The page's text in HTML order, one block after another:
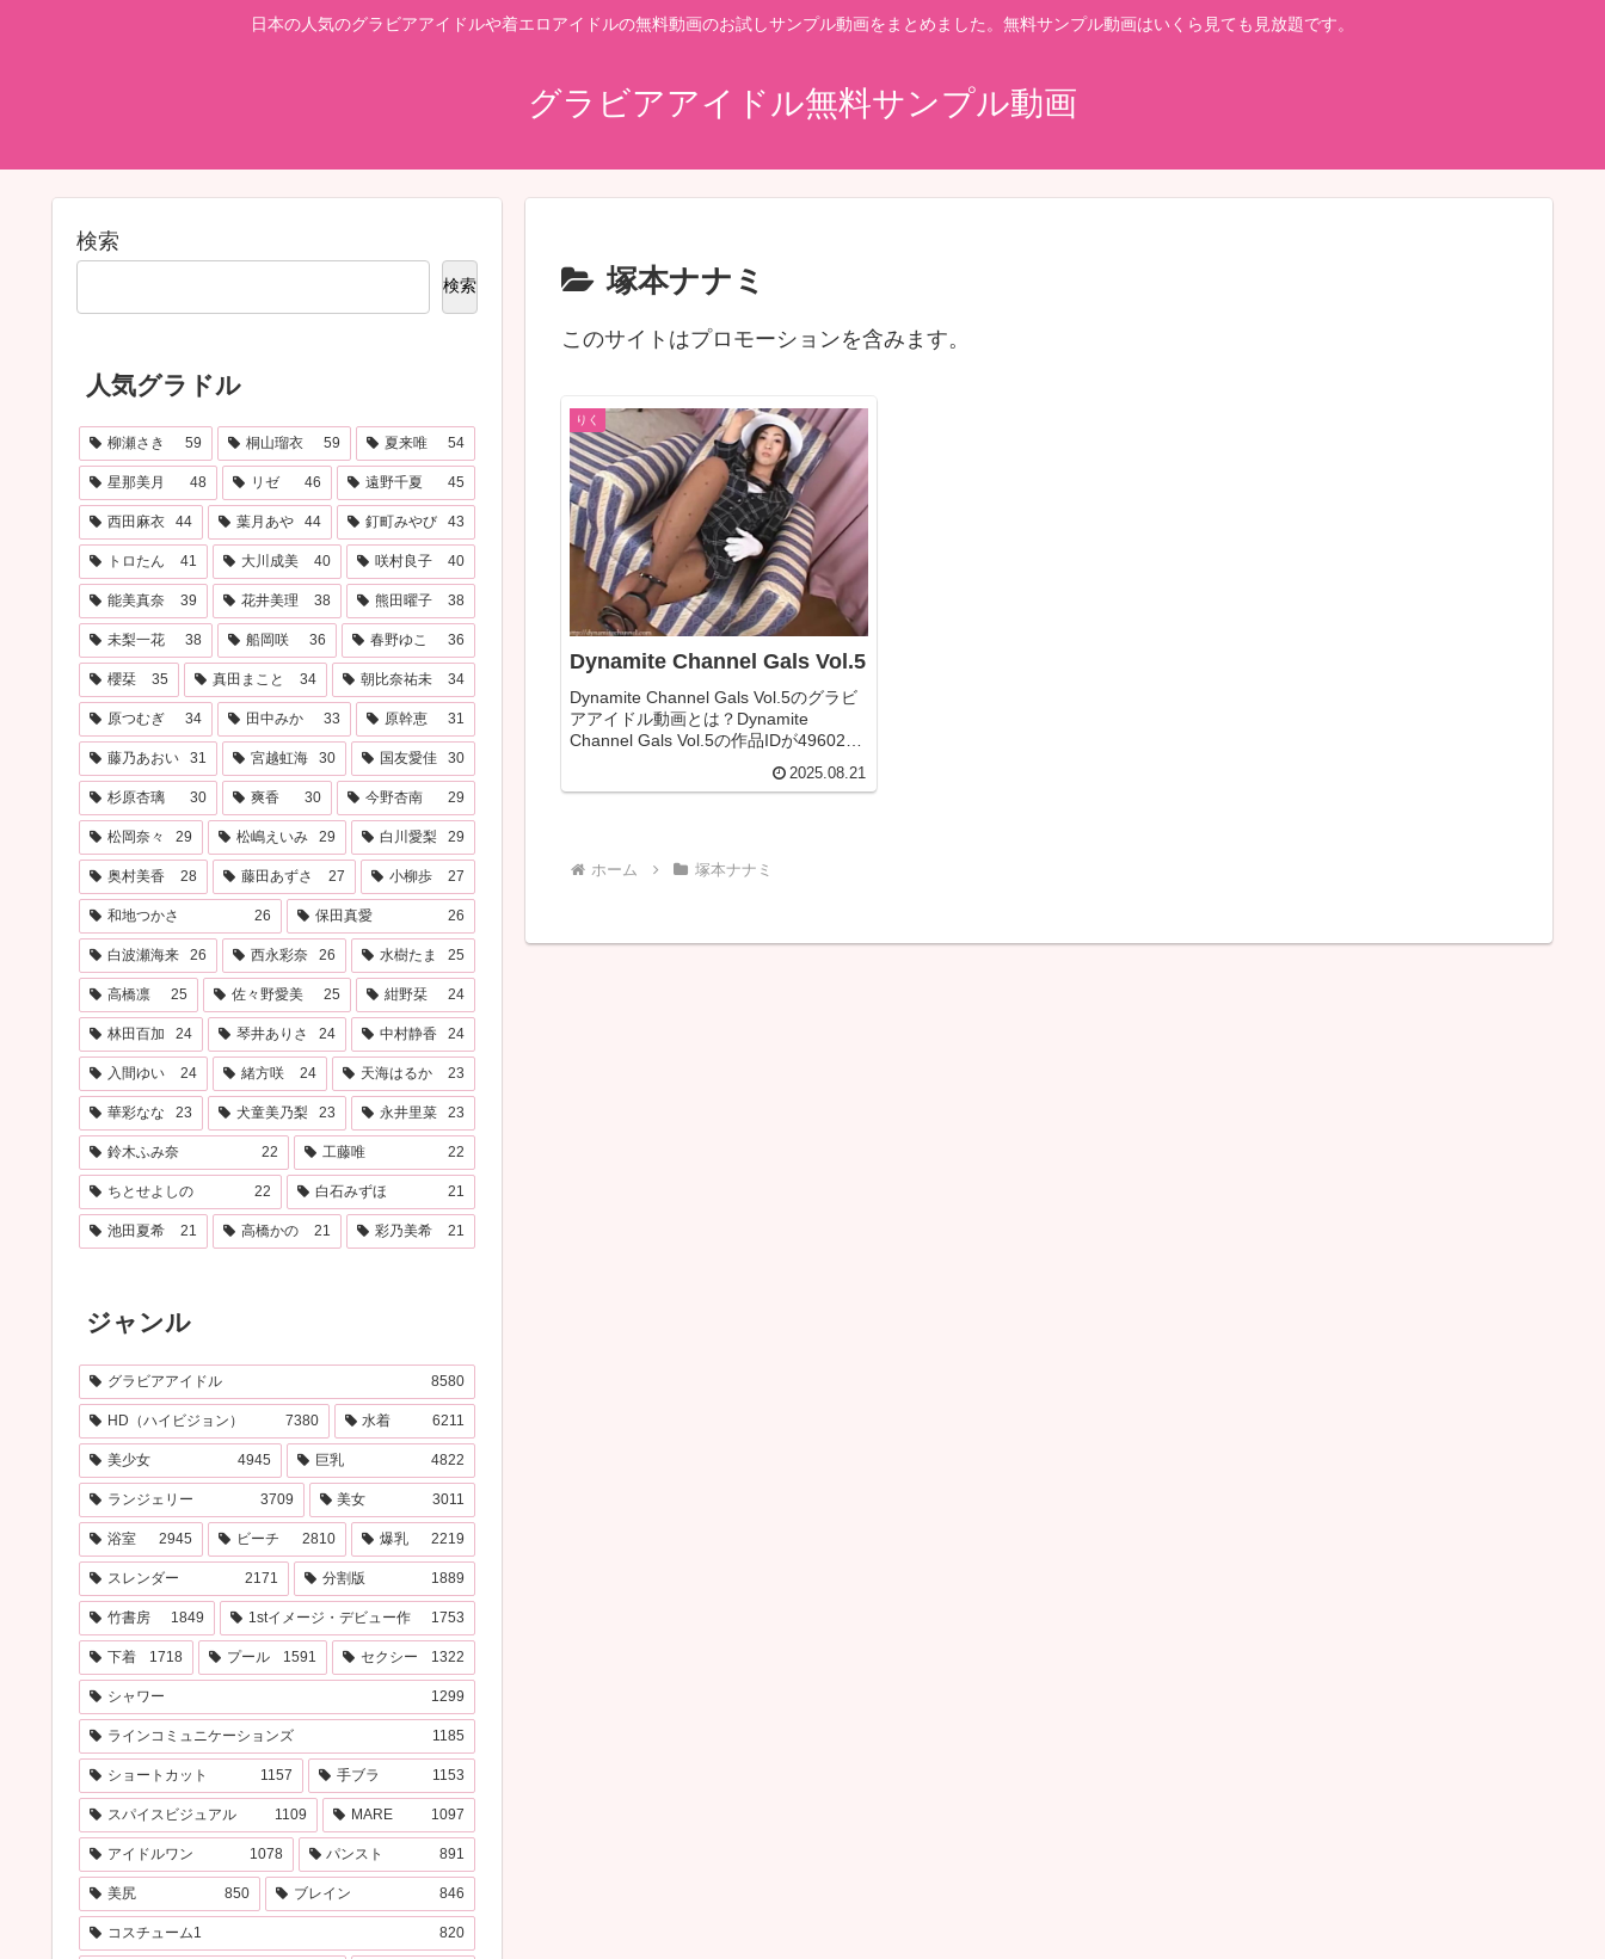
日本の人気のグラビアアイドルや着エロアイドルの無料動画のお試しサンプル動画をまとめました。無料サンプル動画はいくら見ても見放題です。
グラビアアイドル無料サンプル動画
塚本ナナミ
このサイトはプロモーションを含みます。
りく
Dynamite Channel Gals Vol.5
Dynamite Channel Gals Vol.5のグラビ
アアイドル動画とは？Dynamite
Channel Gals Vol.5の作品IDが496023
のグラビアアイドル動画について今回
は詳しく紐解いていきます！無料サン
2025.08.21
ホーム 塚本ナナミ
検索
検索
人気グラドル
柳瀬さき 59 桐山瑠衣 59 夏来唯 54
星那美月 48 リゼ 46 遠野千夏 45
西田麻衣 44 葉月あや 44 釘町みやび 43
トロたん 41 大川成美 40 咲村良子 40
能美真奈 39 花井美理 38 熊田曜子 38
未梨一花 38 船岡咲 36 春野ゆこ 36
櫻栞 35 真田まこと 34 朝比奈祐未 34
原つむぎ 34 田中みか 33 原幹恵 31
藤乃あおい 31 宮越虹海 30 国友愛佳 30
杉原杏璃 30 爽香 30 今野杏南 29
松岡奈々 29 松嶋えいみ 29 白川愛梨 29
奥村美香 28 藤田あずさ 27 小柳歩 27
和地つかさ 26 保田真愛 26
白波瀬海来 26 西永彩奈 26 水樹たま 25
高橋凛 25 佐々野愛美 25 紺野栞 24
林田百加 24 琴井ありさ 24 中村静香 24
入間ゆい 24 緒方咲 24 天海はるか 23
華彩なな 23 犬童美乃梨 23 永井里菜 23
鈴木ふみ奈 22 工藤唯 22
ちとせよしの 22 白石みずほ 21
池田夏希 21 高橋かの 21 彩乃美希 21
ジャンル
グラビアアイドル 8580
HD（ハイビジョン） 7380 水着 6211
美少女 4945 巨乳 4822
ランジェリー 3709 美女 3011
浴室 2945 ビーチ 2810 爆乳 2219
スレンダー 2171 分割版 1889
竹書房 1849 1stイメージ・デビュー作 1753
下着 1718 プール 1591 セクシー 1322
シャワー 1299
ラインコミュニケーションズ 1185
ショートカット 1157 手ブラ 1153
スパイスビジュアル 1109 MARE 1097
アイドルワン 1078 パンスト 891
美尻 850 ブレイン 846
コスチューム1 820